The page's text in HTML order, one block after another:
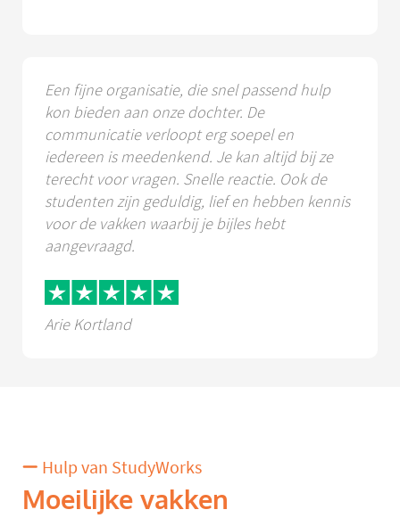
Een fijne organisatie, die snel passend hulp
kon bieden aan onze dochter. De
communicatie verloopt erg soepel en
iedereen is meedenkend. Je kan altijd bij ze
terecht voor vragen. Snelle reactie. Ook de
studenten zijn geduldig, lief en hebben kennis
voor de vakken waarbij je bijles hebt
aangevraagd.
Arie Kortland
Hulp van StudyWorks
Moeilijke vakken